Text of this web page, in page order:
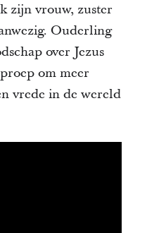
zijn vrouw, zuster
Ouderling
over Jezus
om meer
vrede in de wereld